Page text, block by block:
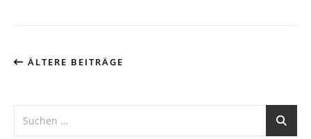
ÄLTERE BEITRÄGE